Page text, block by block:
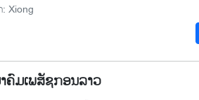
Xiong
ຄົມເພສັຊກອນລາວ